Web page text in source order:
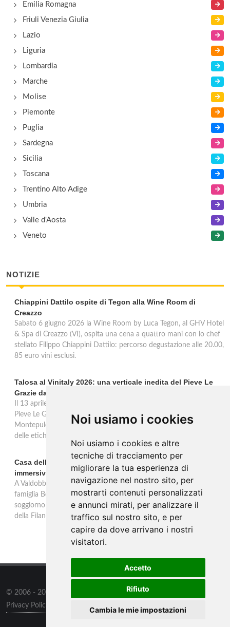
Noi usiamo i cookies
Noi usiamo i cookies e altre
tecniche di tracciamento per
migliorare la tua esperienza di
navigazione nel nostro sito, per
mostrarti contenuti personalizzati
e annunci mirati, per analizzare il
traffico sul nostro sito, e per
capire da dove arrivano i nostri
visitatori.
Accetto
Rifiuto
Cambia le mie impostazioni
Casina dei Mille
Emilia Romagna
Friuli Venezia Giulia
Lazio
Liguria
Lombardia
Marche
Molise
Piemonte
Puglia
Sardegna
Sicilia
Toscana
Trentino Alto Adige
Umbria
Valle d'Aosta
Veneto
NOTIZIE
Chiappini Dattilo ospite di Tegon alla Wine Room di
Creazzo
Sabato 6 giugno 2026 la Wine Room by Luca Tegon, al GHV Hotel
& Spa di Creazzo (VI), ospita una cena a quattro mani con lo chef
stellato Filippo Chiappini Dattilo: percorso degustazione alle 20.00,
85 euro vini esclusi.
Talosa al Vinitaly 2026: una verticale inedita del Pieve Le
Grazie dal 2016 al 2020
Il 13 aprile 2026 al Vinitaly, Talosa presenta la verticale inedita del
Pieve Le Grazie: cinque annate dal 2016 al 2020 del Nobile di
Montepulciano a 95 punti Vinous, per ripercorrere la genesi di una
delle etichette iconiche di Montepulciano.
Casa dell'Artista: a Valdobbiadene apre il soggiorno
immersivo tra arte e vino di Bortolomiol
A Valdobbiadene, nel cuore delle colline Patrimonio Unesco, la
famiglia Bortolomiol apre al pubblico la Casa dell'Artista: un
soggiorno immersivo tra arte, natura e vino all'interno del Parco
della Filandetta Art and Wine Farm.
© 2006 - 2026
all rights reserved.
Privacy Policy
Preferenze sui Cookies